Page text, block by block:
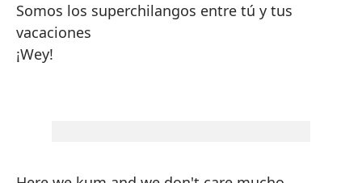
Somos los superchilangos entre tú y tus
vacaciones
¡Wey!